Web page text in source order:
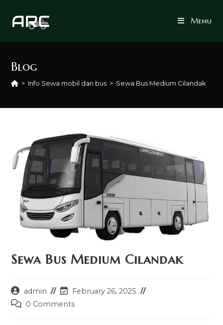
Menu
Blog
> Info Sewa mobil dan bus > Sewa Bus Medium Cilandak
Sewa Bus Medium Cilandak
Post
author:
admin
Post
last
February 26, 2025
Post0 Comments